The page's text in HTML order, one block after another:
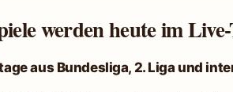
werden heute im
aus Bundesliga, 2. Liga und